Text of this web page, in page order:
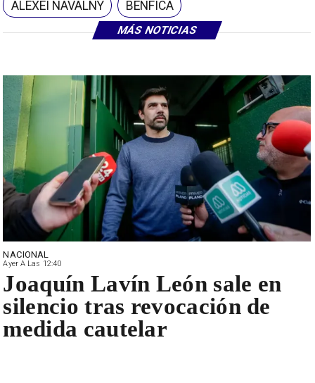
MÁS NOTICIAS
ALEXEI NAVALNY BENFICA
NACIONAL
Ayer A Las 12:40
Joaquín Lavín León sale en
silencio tras revocación de
medida cautelar